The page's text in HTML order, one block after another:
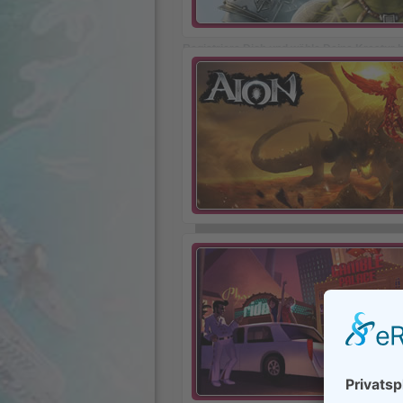
der LageInferno Legend
kostenlos
Vorschein kommen!
Als erster Schritt erfolgt bei nahezu jedem
Dich jedoch nicht vor allzu große
der Angabe Deiner E-Mail-Adresse,
bestätigen musst, erledigt. Anschließend
Deinen kostenlosen Account einloggen und
möchtest Du dieses
Fantasy Rollenspiel
Vampir, der Zyklop oder der Akuma. Als
der Dämon zur Verfügung. Alle Klassen
voneinander daher solltest Du Deine Wahl